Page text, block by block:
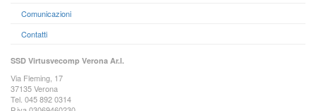
Comunicazioni
Contatti
SSD Virtusvecomp Verona Ar.l.
Via Fleming, 17
37135 Verona
Tel. 045 892 0314